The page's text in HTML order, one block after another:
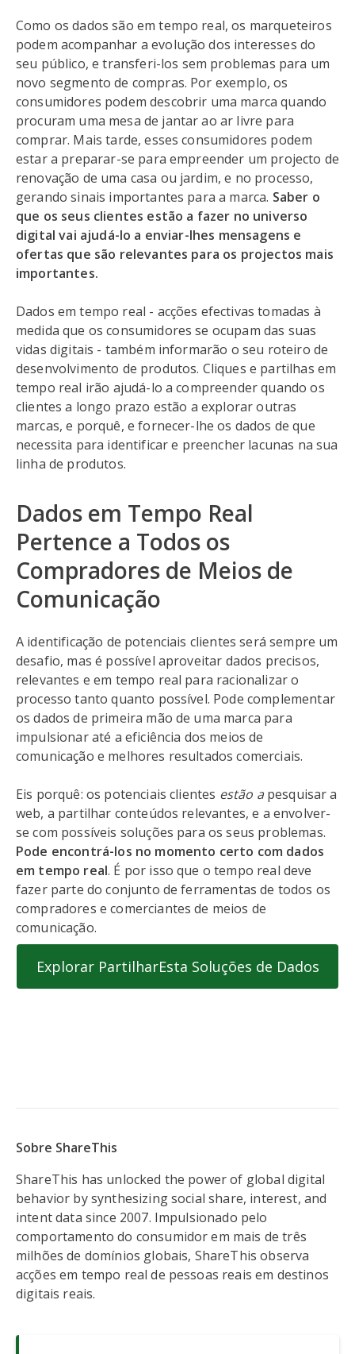
Como os dados são em tempo real, os marqueteiros
podem acompanhar a evolução dos interesses do
seu público, e transferi-los sem problemas para um
novo segmento de compras. Por exemplo, os
consumidores podem descobrir uma marca quando
procuram uma mesa de jantar ao ar livre para
comprar. Mais tarde, esses consumidores podem
estar a preparar-se para empreender um projecto de
renovação de uma casa ou jardim, e no processo,
gerando sinais importantes para a marca. Saber o
que os seus clientes estão a fazer no universo
digital vai ajudá-lo a enviar-lhes mensagens e
ofertas que são relevantes para os projectos mais
importantes.
Dados em tempo real - acções efectivas tomadas à
medida que os consumidores se ocupam das suas
vidas digitais - também informarão o seu roteiro de
desenvolvimento de produtos. Cliques e partilhas em
tempo real irão ajudá-lo a compreender quando os
clientes a longo prazo estão a explorar outras
marcas, e porquê, e fornecer-lhe os dados de que
necessita para identificar e preencher lacunas na sua
linha de produtos.
Dados em Tempo Real
Pertence a Todos os
Compradores de Meios de
Comunicação
A identificação de potenciais clientes será sempre um
desafio, mas é possível aproveitar dados precisos,
relevantes e em tempo real para racionalizar o
processo tanto quanto possível. Pode complementar
os dados de primeira mão de uma marca para
impulsionar até a eficiência dos meios de
comunicação e melhores resultados comerciais.
Eis porquê: os potenciais clientes estão a pesquisar a
web, a partilhar conteúdos relevantes, e a envolver-
se com possíveis soluções para os seus problemas.
Pode encontrá-los no momento certo com dados
em tempo real. É por isso que o tempo real deve
fazer parte do conjunto de ferramentas de todos os
compradores e comerciantes de meios de
comunicação.
Explorar PartilharEsta Soluções de Dados
Sobre ShareThis
ShareThis has unlocked the power of global digital
behavior by synthesizing social share, interest, and
intent data since 2007. Impulsionado pelo
comportamento do consumidor em mais de três
milhões de domínios globais, ShareThis observa
acções em tempo real de pessoas reais em destinos
digitais reais.